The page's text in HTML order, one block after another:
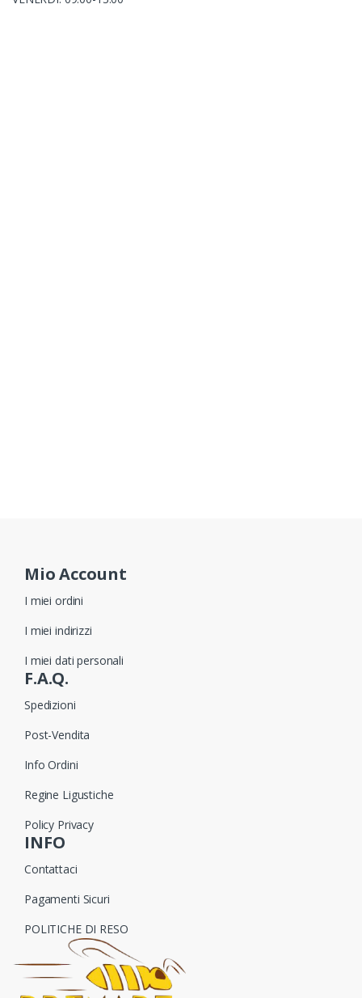
Mio Account
I miei ordini
I miei indirizzi
I miei dati personali
F.A.Q.
Spedizioni
Post-Vendita
Info Ordini
Regine Ligustiche
Policy Privacy
INFO
Contattaci
Pagamenti Sicuri
POLITICHE DI RESO